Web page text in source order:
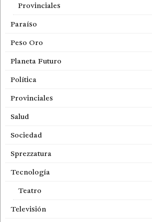
Provinciales
Paraíso
Peso Oro
Planeta Futuro
Política
Provinciales
Salud
Sociedad
Sprezzatura
Tecnología
Teatro
Televisión